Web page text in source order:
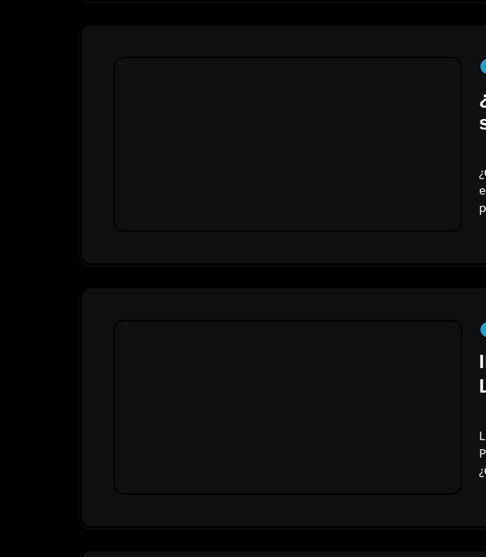
¿Querés empezar
LOS CPU INTEL CORE I5 E I7 SON LOS PROCESADORES MÁS